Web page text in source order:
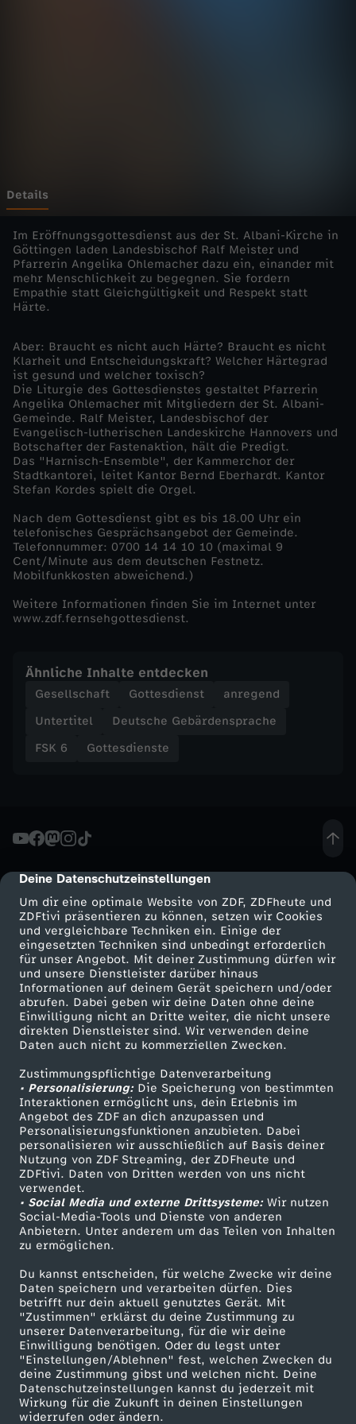
cmp-dialog-description
Deine Datenschutzeinstellungen
Um dir eine optimale Website von ZDF, ZDFheute und
ZDFtivi präsentieren zu können, setzen wir Cookies
und vergleichbare Techniken ein. Einige der
eingesetzten Techniken sind unbedingt erforderlich
für unser Angebot. Mit deiner Zustimmung dürfen wir
und unsere Dienstleister darüber hinaus
Informationen auf deinem Gerät speichern und/oder
abrufen. Dabei geben wir deine Daten ohne deine
Einwilligung nicht an Dritte weiter, die nicht unsere
direkten Dienstleister sind. Wir verwenden deine
Daten auch nicht zu kommerziellen Zwecken.
Zustimmungspflichtige Datenverarbeitung
• Personalisierung:Die Speicherung von bestimmten
Interaktionen ermöglicht uns, dein Erlebnis im
Angebot des ZDF an dich anzupassen und
Personalisierungsfunktionen anzubieten. Dabei
personalisieren wir ausschließlich auf Basis deiner
Nutzung von ZDF Streaming, der ZDFheute und
ZDFtivi. Daten von Dritten werden von uns nicht
verwendet.
• Social Media und externe Drittsysteme:Wir nutzen
Social-Media-Tools und Dienste von anderen
Anbietern. Unter anderem um das Teilen von Inhalten
zu ermöglichen.
Du kannst entscheiden, für welche Zwecke wir deine
Daten speichern und verarbeiten dürfen. Dies
betrifft nur dein aktuell genutztes Gerät. Mit
"Zustimmen" erklärst du deine Zustimmung zu
unserer Datenverarbeitung, für die wir deine
Einwilligung benötigen. Oder du legst unter
"Einstellungen/Ablehnen" fest, welchen Zwecken du
deine Zustimmung gibst und welchen nicht. Deine
Datenschutzeinstellungen kannst du jederzeit mit
Wirkung für die Zukunft in deinen Einstellungen
widerrufen oder ändern.
e
-
S
i
e
b
e
n
o
c
h
n
o
e
H
ä
r
t
e
Details
Im Eröffnungsgottesdienst aus der St. Albani-Kirche in
Göttingen laden Landesbischof Ralf Meister und
Pfarrerin Angelika Ohlemacher dazu ein, einander mit
mehr Menschlichkeit zu begegnen. Sie fordern
Empathie statt Gleichgültigkeit und Respekt statt
Härte.
Aber: Braucht es nicht auch Härte? Braucht es nicht
Klarheit und Entscheidungskraft? Welcher Härtegrad
ist gesund und welcher toxisch?
Die Liturgie des Gottesdienstes gestaltet Pfarrerin
Angelika Ohlemacher mit Mitgliedern der St. Albani-
Gemeinde. Ralf Meister, Landesbischof der
Evangelisch-lutherischen Landeskirche Hannovers und
Botschafter der Fastenaktion, hält die Predigt.
Das "Harnisch-Ensemble", der Kammerchor der
Stadtkantorei, leitet Kantor Bernd Eberhardt. Kantor
Stefan Kordes spielt die Orgel.
Nach dem Gottesdienst gibt es bis 18.00 Uhr ein
telefonisches Gesprächsangebot der Gemeinde.
Telefonnummer: 0700 14 14 10 10 (maximal 9
Cent/Minute aus dem deutschen Festnetz.
Mobilfunkkosten abweichend.)
Weitere Informationen finden Sie im Internet unter
www.zdf.fernsehgottesdienst.
Ähnliche Inhalte entdecken
Gesellschaft Gottesdienst
anregend
Untertitel
Deutsche Gebärdensprache
FSK 6
Gottesdienste
Mehr ZDF
ZDF-Apps
Smart TV
ZDFtext
Livestreams
Sendungen A-Z
TV-Programm
Service
ZDFmitreden
Kontakt zum ZDF
Tickets
Zuschauerservice
Hilfe
ZDF Unternehmen
Karriere
ZDF goes Schule
Werbefernsehen
Mainzelmännchen